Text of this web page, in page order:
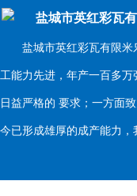
盐城市英红彩瓦
盐城市英红彩瓦有限米乐
工能力先进，年产一百多
日益严格的 要求；一方面
今已形成雄厚的成产能力